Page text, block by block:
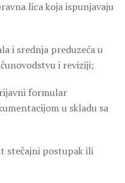
lica koja ispunjavaju
i srednja preduzeća u
i reviziji;
formular
u skladu sa
postupak ili